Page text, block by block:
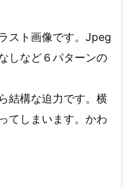
スト画像です。Jpeg
しなど６パターンの
結構な迫力です。横
てしまいます。かわ